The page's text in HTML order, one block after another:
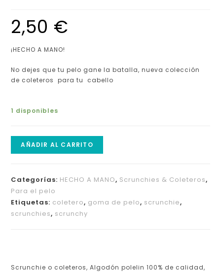
2,50 €
¡HECHO A MANO!
No dejes que tu pelo gane la batalla, nueva colección
de coleteros para tu cabello
1 disponibles
AÑADIR AL CARRITO
Categorías: HECHO A MANO, Scrunchies & Coleteros,
Para el pelo
Etiquetas: coletero, goma de pelo, scrunchie,
scrunchies, scrunchy
Scrunchie o coleteros, Algodón polelin 100% de calidad,